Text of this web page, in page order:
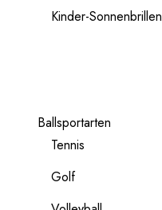
Kinder-Sonnenbrillen
Ballsportarten
Tennis
Golf